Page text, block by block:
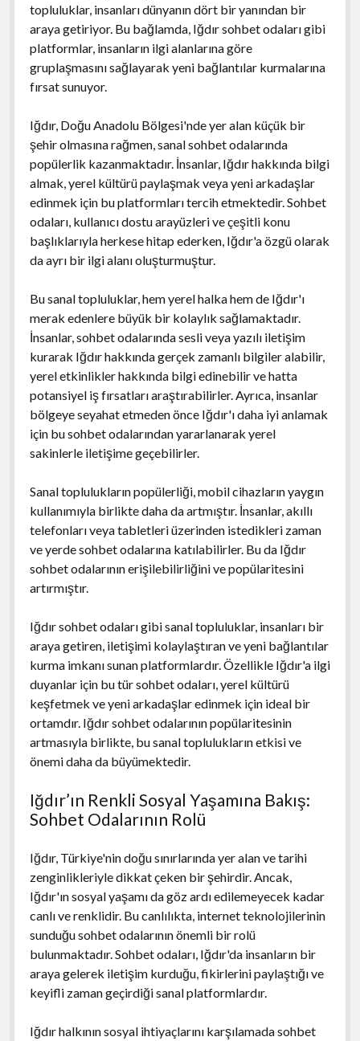
topluluklar, insanları dünyanın dört bir yanından bir
araya getiriyor. Bu bağlamda, Iğdır sohbet odaları gibi
platformlar, insanların ilgi alanlarına göre
gruplaşmasını sağlayarak yeni bağlantılar kurmalarına
fırsat sunuyor.
Iğdır, Doğu Anadolu Bölgesi'nde yer alan küçük bir
şehir olmasına rağmen, sanal sohbet odalarında
popülerlik kazanmaktadır. İnsanlar, Iğdır hakkında bilgi
almak, yerel kültürü paylaşmak veya yeni arkadaşlar
edinmek için bu platformları tercih etmektedir. Sohbet
odaları, kullanıcı dostu arayüzleri ve çeşitli konu
başlıklarıyla herkese hitap ederken, Iğdır'a özgü olarak
da ayrı bir ilgi alanı oluşturmuştur.
Bu sanal topluluklar, hem yerel halka hem de Iğdır'ı
merak edenlere büyük bir kolaylık sağlamaktadır.
İnsanlar, sohbet odalarında sesli veya yazılı iletişim
kurarak Iğdır hakkında gerçek zamanlı bilgiler alabilir,
yerel etkinlikler hakkında bilgi edinebilir ve hatta
potansiyel iş fırsatları araştırabilirler. Ayrıca, insanlar
bölgeye seyahat etmeden önce Iğdır'ı daha iyi anlamak
için bu sohbet odalarından yararlanarak yerel
sakinlerle iletişime geçebilirler.
Sanal toplulukların popülerliği, mobil cihazların yaygın
kullanımıyla birlikte daha da artmıştır. İnsanlar, akıllı
telefonları veya tabletleri üzerinden istedikleri zaman
ve yerde sohbet odalarına katılabilirler. Bu da Iğdır
sohbet odalarının erişilebilirliğini ve popülaritesini
artırmıştır.
Iğdır sohbet odaları gibi sanal topluluklar, insanları bir
araya getiren, iletişimi kolaylaştıran ve yeni bağlantılar
kurma imkanı sunan platformlardır. Özellikle Iğdır'a ilgi
duyanlar için bu tür sohbet odaları, yerel kültürü
keşfetmek ve yeni arkadaşlar edinmek için ideal bir
ortamdır. Iğdır sohbet odalarının popülaritesinin
artmasıyla birlikte, bu sanal toplulukların etkisi ve
önemi daha da büyümektedir.
Iğdır’ın Renkli Sosyal Yaşamına Bakış:
Sohbet Odalarının Rolü
Iğdır, Türkiye'nin doğu sınırlarında yer alan ve tarihi
zenginlikleriyle dikkat çeken bir şehirdir. Ancak,
Iğdır'ın sosyal yaşamı da göz ardı edilemeyecek kadar
canlı ve renklidir. Bu canlılıkta, internet teknolojilerinin
sunduğu sohbet odalarının önemli bir rolü
bulunmaktadır. Sohbet odaları, Iğdır'da insanların bir
araya gelerek iletişim kurduğu, fikirlerini paylaştığı ve
keyifli zaman geçirdiği sanal platformlardır.
Iğdır halkının sosyal ihtiyaçlarını karşılamada sohbet